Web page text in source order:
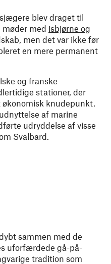
blev draget til
møder med isbjørne og
men det var ikke før
en mere permanent
og franske
stationer, der
knudepunkt.
af marine
udryddelse af visse
Svalbard.
sammen med de
uforfærdede gå-på-
tradition som